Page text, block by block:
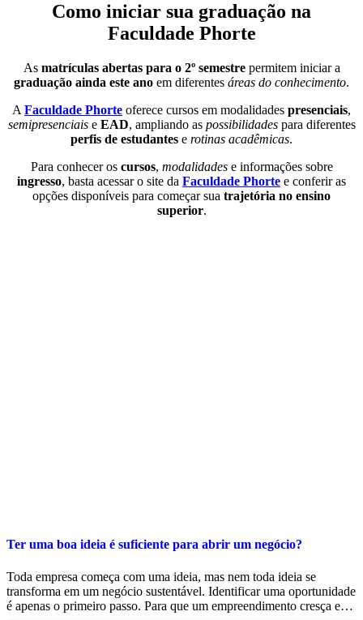
Como iniciar sua graduação na
Faculdade Phorte
As matrículas abertas para o 2º semestrepermitem iniciar a
graduação ainda este ano em diferentes áreas do conhecimento.
A Faculdade Phorte oferece cursos em modalidades presenciais,
semipresenciaise EAD, ampliando as possibilidadespara diferentes
perfis de estudantes e rotinas acadêmicas.
Para conhecer os cursos, modalidadese informações sobre
ingresso, basta acessar o site da Faculdade Phorte e conferir as
opções disponíveis para começar sua trajetória no ensino
superior.
Ter uma boa ideia é suficiente para abrir um negócio?
Toda empresa começa com uma ideia, mas nem toda ideia se
transforma em um negócio sustentável. Identificar uma oportunidade
é apenas o primeiro passo. Para que um empreendimento cresça e…